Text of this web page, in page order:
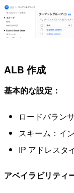
ALB 作成
基本的な設定：
ロードバラン
スキーム：イ
IP アドレスタ
アベイラビリティ